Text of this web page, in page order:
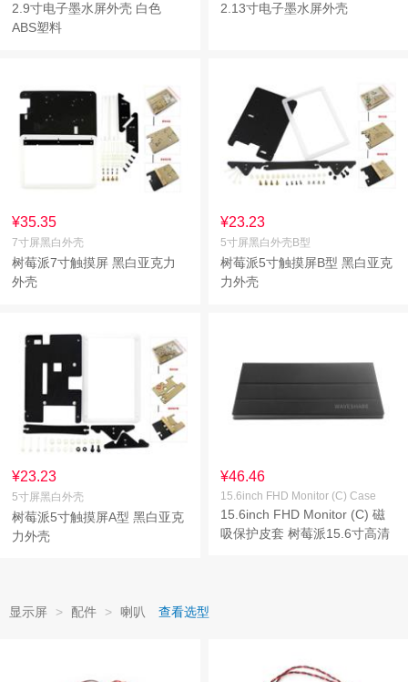
2.9寸电子墨水屏外壳 白色
ABS塑料
2.13寸电子墨水屏外壳
¥35.35
7寸屏黑白外壳
树莓派7寸触摸屏 黑白亚克力
外壳
¥23.23
5寸屏黑白外壳B型
树莓派5寸触摸屏B型 黑白亚克
力外壳
¥23.23
5寸屏黑白外壳
树莓派5寸触摸屏A型 黑白亚克
力外壳
¥46.46
15.6inch FHD Monitor (C) Case
15.6inch FHD Monitor (C) 磁
吸保护皮套 树莓派15.6寸高清
显示屏 > 配件 > 喇叭 查看选型